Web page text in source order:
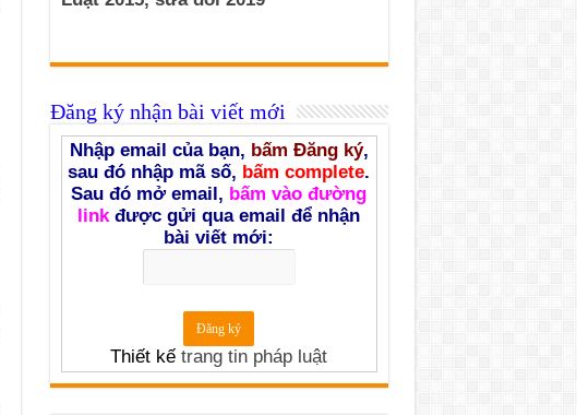
Đăng ký nhận bài viết mới
Nhập email của bạn, bấm Đăng ký,
sau đó nhập mã số, bấm complete.
Sau đó mở email, bấm vào đường
link được gửi qua email để nhận
bài viết mới:
Thiết kế trang tin pháp luật